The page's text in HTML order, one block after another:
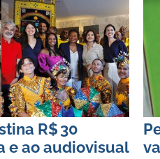
R$ 30
e ao audiovisual